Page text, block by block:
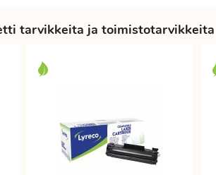
tarvikkeita ja toimistotarvikkeita